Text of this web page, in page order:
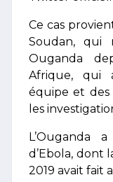
Ce cas
Soudan, qui
Ouganda
Afrique, qui
équipe et des
les
L’Ouganda
d’Ebola, dont
2019 avait fait